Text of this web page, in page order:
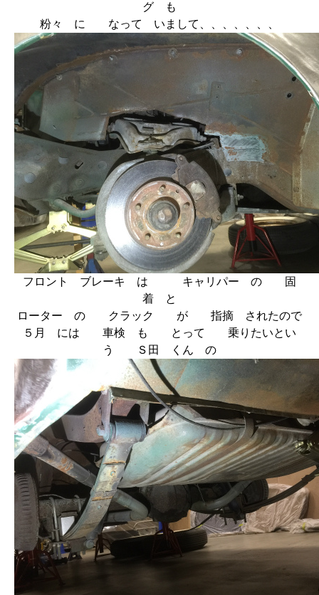
グ も
粉々 に なって いまして、、、、、、、
フロント ブレーキ は キャリパー の 固
着 と
ローター の クラック が 指摘 されたので
５月 には 車検 も とって 乗りたいとい
う Ｓ田 くん の